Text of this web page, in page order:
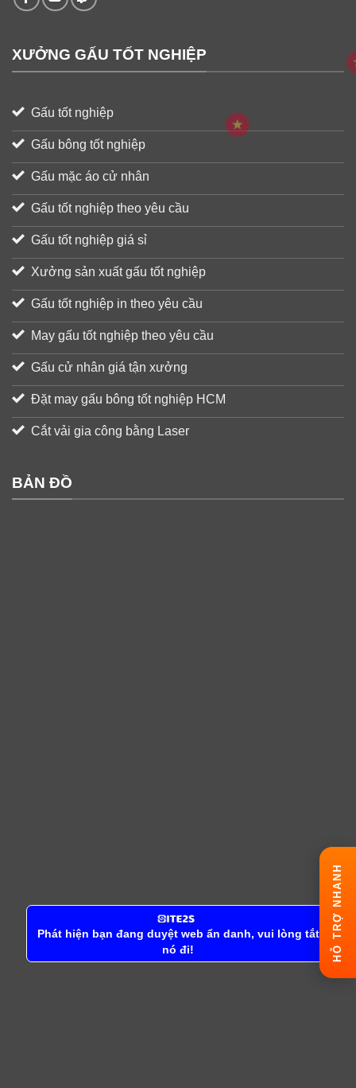
HỖ TRỢ NHANH
XƯỞNG GẤU TỐT NGHIỆP
Gấu tốt nghiệp
Gấu bông tốt nghiệp
Gấu mặc áo cử nhân
Gấu tốt nghiệp theo yêu cầu
Gấu tốt nghiệp giá sỉ
Xưởng sản xuất gấu tốt nghiệp
Gấu tốt nghiệp in theo yêu cầu
May gấu tốt nghiệp theo yêu cầu
Gấu cử nhân giá tận xưởng
Đặt may gấu bông tốt nghiệp HCM
Cắt vải gia công bằng Laser
BẢN ĐỒ